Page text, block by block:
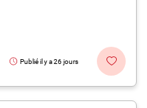
Publié il y a 26 jours